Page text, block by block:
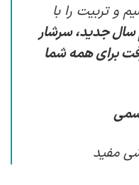
و تربیت را با
سال جدید، سرشار
برای همه شما
مفید